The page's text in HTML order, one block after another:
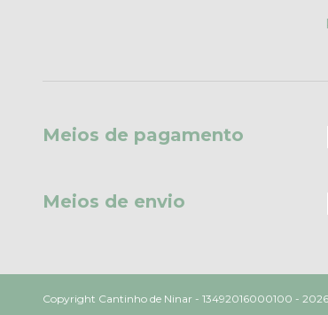
Meios de pagamento
Meios de envio
Copyright Cantinho de Ninar - 13492016000100 - 2026.